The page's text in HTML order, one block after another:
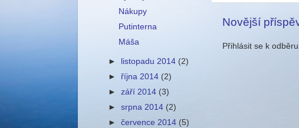
Novější
Přihlásit se k
Nákupy
Putinterna
Máša
► listopadu 2014 (2)
►října 2014 (2)
►září 2014 (3)
►srpna 2014 (2)
►července 2014 (5)